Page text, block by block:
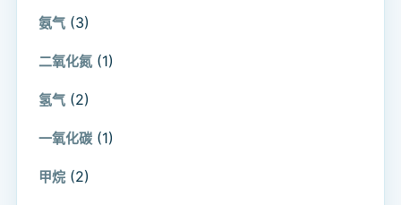
氨气 (3)
二氧化氮 (1)
氢气 (2)
一氧化碳 (1)
甲烷 (2)